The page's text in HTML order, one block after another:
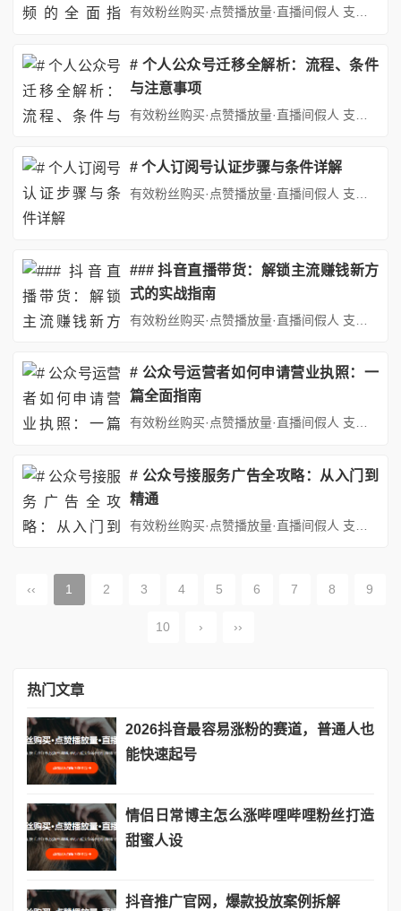
有效粉丝购买·点赞播放量·直播间假人 支持：抖音,快手,小红书,视频号,微博,B站,西瓜头条等各类自媒体平台。自助平台： http://www.fs688.com/ 在移动互联网时代，视频内容已成为公众号运营的核心元素之一。随着用户使用场景的多样化，横屏（16:9）与竖屏（9:16）视频的适配能力直接决定了内容的传播效果。本文将系统梳理公众号添加两种格式视频的完整方法...
# 个人公众号迁移全解析：流程、条件
与注意事项
# 个人订阅号认证步骤与条件详解
有效粉丝购买·点赞播放量·直播间假人 支持：抖音,快手,小红书,视频号,微博,B站,西瓜头条等各类自媒体平台。自助平台： http://www.fs688.com/ 在移动互联网时代，微信公众号成为个人展示自我、分享知识、开展业务的重要平台。其中，个人订阅号以其便捷的注册流程和灵活的内容发布方式，受到众多创作者的青睐。而认证后的个人订阅号不仅能提升账号的权威性和可信度...
### 抖音直播带货：解锁主流赚钱新方
式的实战指南
# 公众号运营者如何申请营业执照：一
篇全面指南
有效粉丝购买·点赞播放量·直播间假人 支持：抖音,快手,小红书,视频号,微博,B站,西瓜头条等各类自媒体平台。自助平台： http://www.fs688.com/ 在数字化浪潮中，微信公众号已成为企业、个体创业者及自媒体人拓展业务、传播内容的重要平台。无论是开设线上店铺、提供专业服务，还是进行品牌宣传，拥有一个合法注册的营业执照都是开展正规商业活动的基石。本文将详细...
# 公众号接服务广告全攻略：从入门到
精通
‹‹ 1 2 3 4 5 6 7 8 9
10 › ››
热门文章
2026抖音最容易涨粉的赛道，普通人也
能快速起号
情侣日常博主怎么涨哔哩哔哩粉丝打造
甜蜜人设
抖音推广官网，爆款投放案例拆解